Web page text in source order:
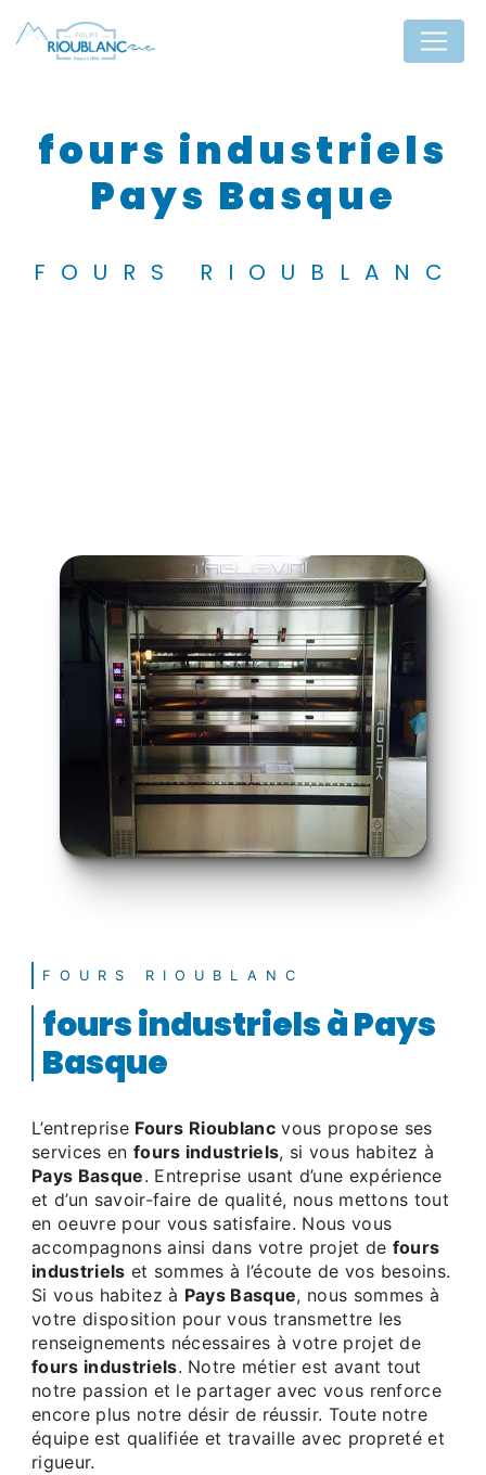
fours industriels
Pays Basque
FOURS RIOUBLANC
FOURS RIOUBLANC
fours industriels à Pays
Basque
L’entreprise Fours Rioublanc vous propose ses
services en fours industriels, si vous habitez à
Pays Basque. Entreprise usant d’une expérience
et d’un savoir-faire de qualité, nous mettons tout
en oeuvre pour vous satisfaire. Nous vous
accompagnons ainsi dans votre projet de fours
industriels et sommes à l’écoute de vos besoins.
Si vous habitez à Pays Basque, nous sommes à
votre disposition pour vous transmettre les
renseignements nécessaires à votre projet de
fours industriels. Notre métier est avant tout
notre passion et le partager avec vous renforce
encore plus notre désir de réussir. Toute notre
équipe est qualifiée et travaille avec propreté et
rigueur.